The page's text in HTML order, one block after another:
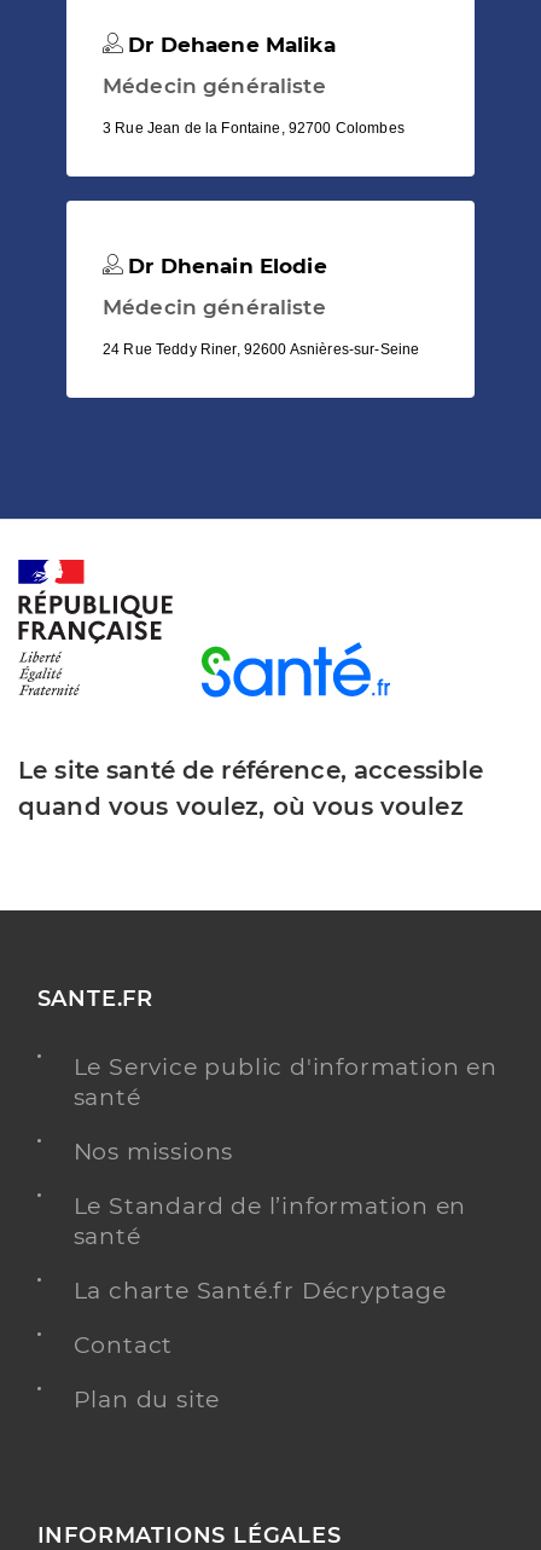
Dr Dehaene Malika
Médecin généraliste
3 Rue Jean de la Fontaine, 92700 Colombes
Dr Dhenain Elodie
Médecin généraliste
24 Rue Teddy Riner, 92600 Asnières-sur-Seine
Le site santé de référence, accessible
quand vous voulez, où vous voulez
SANTE.FR
Le Service public d'information en
santé
Nos missions
Le Standard de l’information en
santé
La charte Santé.fr Décryptage
Contact
Plan du site
INFORMATIONS LÉGALES